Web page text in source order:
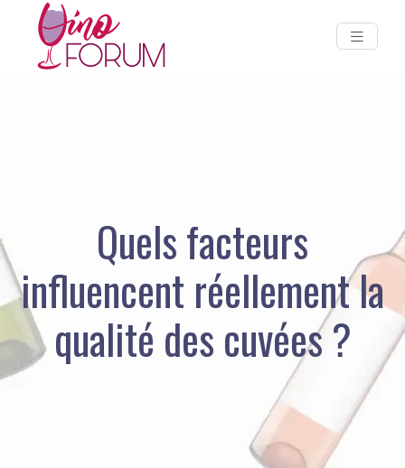
Quels facteurs
influencent réellement la
qualité des cuvées ?